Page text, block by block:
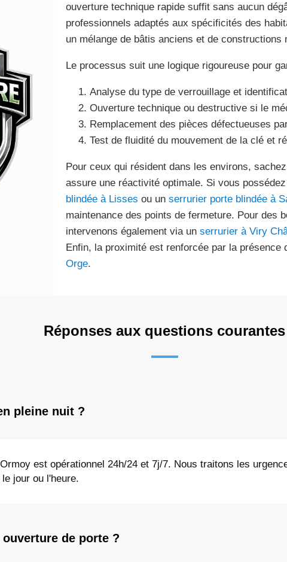
ouverture technique rapide suffit sans aucun
professionnels adaptés aux spécificités des
un mélange de bâtis anciens et de constructions
Le processus suit une logique rigoureuse pour
Analyse du type de verrouillage et
Ouverture technique ou destructive si le
Remplacement des pièces défectueuses
Test de fluidité du mouvement de la clé et
Pour ceux qui résident dans les environs, sachez
assure une réactivité optimale. Si vous
blindée à Lisses ou un serrurier porte blindée à
maintenance des points de fermeture. Pour des
intervenons également via un serrurier à Viry
Enfin, la proximité est renforcée par la présence
Orge.
Réponses aux questions courantes
pleine nuit ?
est opérationnel 24h/24 et 7j/7. Nous traitons les
jour ou l'heure.
de porte ?